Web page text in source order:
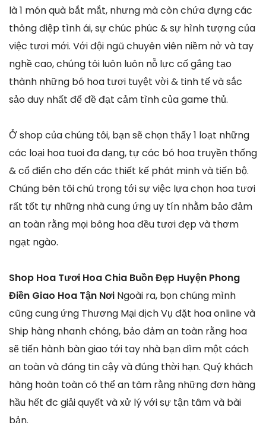
là 1 món quà bắt mắt, nhưng mà còn chứa đựng các
thông điệp tình ái, sự chúc phúc & sự hình tượng của
việc tươi mới. Với đội ngũ chuyên viên niềm nở và tay
nghề cao, chúng tôi luôn luôn nỗ lực cố gắng tạo
thành những bó hoa tươi tuyệt vời & tinh tế và sắc
sảo duy nhất để đề đạt cảm tình của game thủ.
Ở shop của chúng tôi, bạn sẽ chọn thấy 1 loạt những
các loại hoa tuoi đa dạng, tự các bó hoa truyền thống
& cổ điển cho đến các thiết kế phát minh và tiến bộ.
Chúng bên tôi chú trọng tới sự việc lựa chọn hoa tươi
rất tốt tự những nhà cung ứng uy tín nhằm bảo đảm
an toàn rằng mọi bông hoa đều tươi đẹp và thơm
ngạt ngào.
Shop Hoa Tươi Hoa Chia Buồn Đẹp Huyện Phong
Điền Giao Hoa Tận Nơi Ngoài ra, bọn chúng mình
cũng cung ứng Thương Mại dịch Vụ đặt hoa online và
Ship hàng nhanh chóng, bảo đảm an toàn rằng hoa
sẽ tiến hành bàn giao tới tay nhà bạn dìm một cách
an toàn và đáng tin cậy và đúng thời hạn. Quý khách
hàng hoàn toàn có thể an tâm rằng những đơn hàng
hầu hết đc giải quyết và xử lý với sự tận tâm và bài